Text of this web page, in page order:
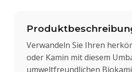
Verwandeln Sie Ihren
oder Kamin mit diesem
umweltfreundlichen